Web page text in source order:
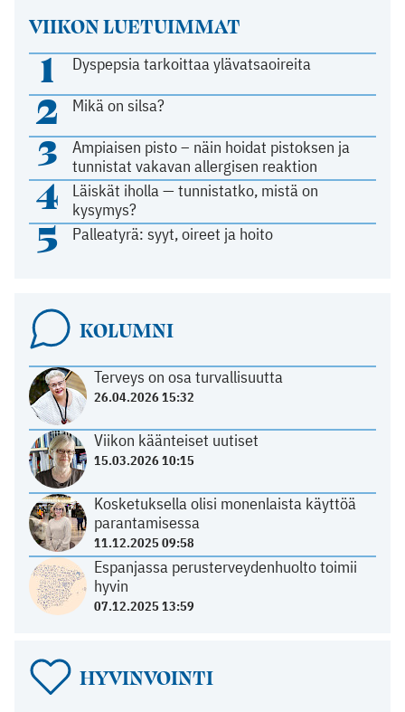
VIIKON LUETUIMMAT
1 Dyspepsia tarkoittaa ylävatsaoireita
2 Mikä on silsa?
3
Ampiaisen pisto – näin hoidat pistoksen ja
tunnistat vakavan allergisen reaktion
4
Läiskät iholla — tunnistatko, mistä on
kysymys?
5 Palleatyrä: syyt, oireet ja hoito
KOLUMNI
Terveys on osa turvallisuutta
26.04.2026 15:32
Viikon käänteiset uutiset
15.03.2026 10:15
Kosketuksella olisi monenlaista käyttöä
parantamisessa
11.12.2025 09:58
Espanjassa perusterveydenhuolto toimii
hyvin
07.12.2025 13:59
HYVINVOINTI